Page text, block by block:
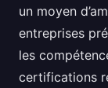
un moyen
entreprises
les
certifications